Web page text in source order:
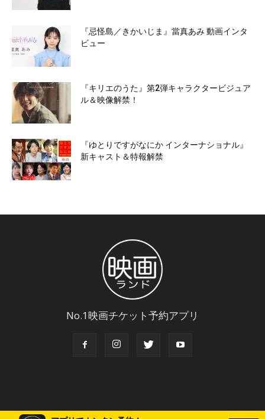
『忌怪島／きかいじま』當真あみ 動画インタ
ビュー
『キリエのうた』第2弾キャラクタービジュア
ル＆映像解禁！
『ゆとりですがなにか インターナショナル』
新キャスト＆特報解禁
No.1映画チケット予約アプリ